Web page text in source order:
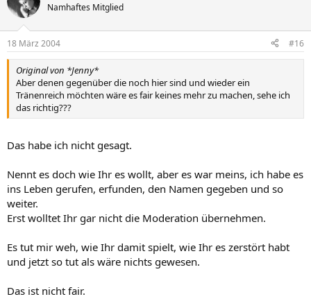
Namhaftes Mitglied
18 März 2004 #16
Original von *Jenny*
Aber denen gegenüber die noch hier sind und wieder ein
Tränenreich möchten wäre es fair keines mehr zu machen, sehe ich
das richtig???
Das habe ich nicht gesagt.
Nennt es doch wie Ihr es wollt, aber es war meins, ich habe es
ins Leben gerufen, erfunden, den Namen gegeben und so
weiter.
Erst wolltet Ihr gar nicht die Moderation übernehmen.
Es tut mir weh, wie Ihr damit spielt, wie Ihr es zerstört habt
und jetzt so tut als wäre nichts gewesen.
Das ist nicht fair.